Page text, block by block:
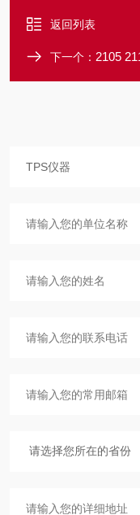
返回列表
下一个： 2105